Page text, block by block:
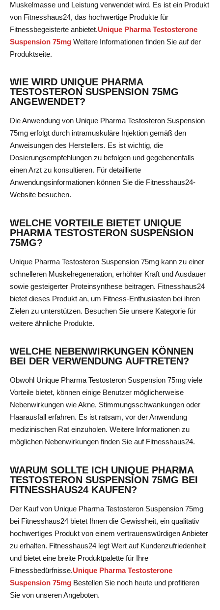
Muskelmasse und Leistung verwendet wird. Es ist ein Produkt
von Fitnesshaus24, das hochwertige Produkte für
Fitnessbegeisterte anbietet.Unique Pharma Testosterone
Suspension 75mg Weitere Informationen finden Sie auf der
Produktseite.
WIE WIRD UNIQUE PHARMA
TESTOSTERON SUSPENSION 75MG
ANGEWENDET?
Die Anwendung von Unique Pharma Testosteron Suspension
75mg erfolgt durch intramuskuläre Injektion gemäß den
Anweisungen des Herstellers. Es ist wichtig, die
Dosierungsempfehlungen zu befolgen und gegebenenfalls
einen Arzt zu konsultieren. Für detaillierte
Anwendungsinformationen können Sie die Fitnesshaus24-
Website besuchen.
WELCHE VORTEILE BIETET UNIQUE
PHARMA TESTOSTERON SUSPENSION
75MG?
Unique Pharma Testosteron Suspension 75mg kann zu einer
schnelleren Muskelregeneration, erhöhter Kraft und Ausdauer
sowie gesteigerter Proteinsynthese beitragen. Fitnesshaus24
bietet dieses Produkt an, um Fitness-Enthusiasten bei ihren
Zielen zu unterstützen. Besuchen Sie unsere Kategorie für
weitere ähnliche Produkte.
WELCHE NEBENWIRKUNGEN KÖNNEN
BEI DER VERWENDUNG AUFTRETEN?
Obwohl Unique Pharma Testosteron Suspension 75mg viele
Vorteile bietet, können einige Benutzer möglicherweise
Nebenwirkungen wie Akne, Stimmungsschwankungen oder
Haarausfall erfahren. Es ist ratsam, vor der Anwendung
medizinischen Rat einzuholen. Weitere Informationen zu
möglichen Nebenwirkungen finden Sie auf Fitnesshaus24.
WARUM SOLLTE ICH UNIQUE PHARMA
TESTOSTERON SUSPENSION 75MG BEI
FITNESSHAUS24 KAUFEN?
Der Kauf von Unique Pharma Testosteron Suspension 75mg
bei Fitnesshaus24 bietet Ihnen die Gewissheit, ein qualitativ
hochwertiges Produkt von einem vertrauenswürdigen Anbieter
zu erhalten. Fitnesshaus24 legt Wert auf Kundenzufriedenheit
und bietet eine breite Produktpalette für Ihre
Fitnessbedürfnisse.Unique Pharma Testosterone
Suspension 75mg Bestellen Sie noch heute und profitieren
Sie von unseren Angeboten.